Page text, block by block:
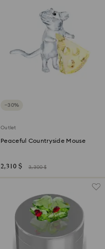
−30%
Outlet
Peaceful Countryside Mouse
2,310 $ 3,300 $